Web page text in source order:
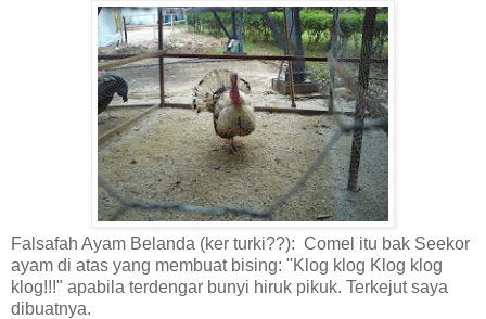
Falsafah Ayam Belanda (ker turki??): Comel itu bak Seekor
ayam di atas yang membuat bising: "Klog klog Klog klog
klog!!!" apabila terdengar bunyi hiruk pikuk. Terkejut saya
dibuatnya.